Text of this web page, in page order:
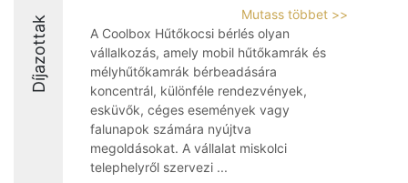
Díjazottak
Mutass többet >>
A Coolbox Hűtőkocsi bérlés olyan
vállalkozás, amely mobil hűtőkamrák és
mélyhűtőkamrák bérbeadására
koncentrál, különféle rendezvények,
esküvők, céges események vagy
falunapok számára nyújtva
megoldásokat. A vállalat miskolci
telephelyről szervezi ...